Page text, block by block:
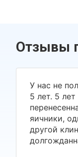
Отзывы
У нас не
5 лет. 5
яичники,
другой